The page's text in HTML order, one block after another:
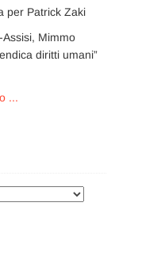
per Patrick Zaki
Mimmo
diritti umani”
...